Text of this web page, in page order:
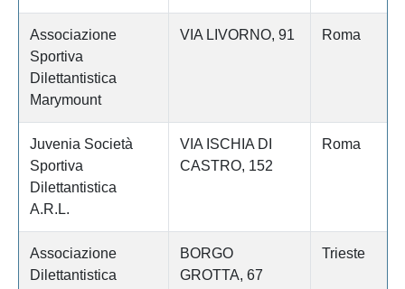
Associazione
Sportiva
Dilettantistica
Marymount
VIA LIVORNO, 91 Roma
Juvenia Società
Sportiva
Dilettantistica
A.R.L.
VIA ISCHIA DI
CASTRO, 152
Roma
Associazione
Dilettantistica
BORGO
GROTTA, 67
Trieste